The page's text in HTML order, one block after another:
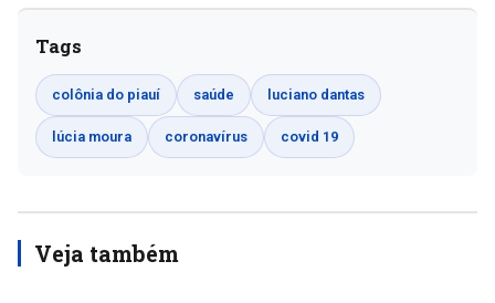
Tags
colônia do piauí saúde luciano dantas
lúcia moura coronavírus covid 19
Veja também